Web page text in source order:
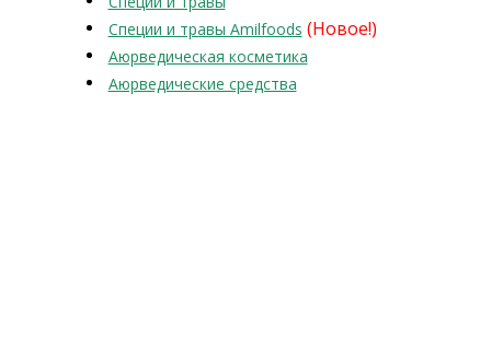
Специи и травы Amilfoods (Новое!)
Аюрведическая косметика
Аюрведические средства